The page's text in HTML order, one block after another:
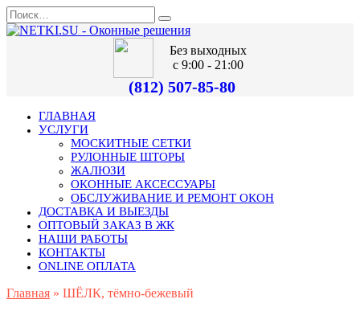
Без выходных
с 9:00 - 21:00
(812) 507-85-80
ГЛАВНАЯ
УСЛУГИ
МОСКИТНЫЕ СЕТКИ
РУЛОННЫЕ ШТОРЫ
ЖАЛЮЗИ
ОКОННЫЕ АКСЕССУАРЫ
ОБСЛУЖИВАНИЕ И РЕМОНТ ОКОН
ДОСТАВКА И ВЫЕЗДЫ
ОПТОВЫЙ ЗАКАЗ В ЖК
НАШИ РАБОТЫ
КОНТАКТЫ
ONLINE ОПЛАТА
Главная » ШЁЛК, тёмно-бежевый